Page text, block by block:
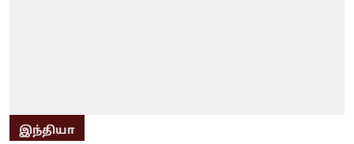
இந்தியா